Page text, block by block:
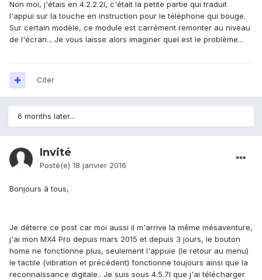
Non moi, j'étais en 4.2.2.2I, c'était la petite partie qui traduit
l'appui sur la touche en instruction pour le téléphone qui bouge.
Sur certain modèle, ce module est carrément remonter au niveau
de l'écran... Je vous laisse alors imaginer quel est le problème...
Citer
6 months later...
Invité
Posté(e) 18 janvier 2016
Bonjours à tous,
Je déterre ce post car moi aussi il m'arrive la même mésaventure,
j'ai mon MX4 Pro depuis mars 2015 et depuis 3 jours, le bouton
home ne fonctionne plus, seulement l'appuie (le retour au menu)
le tactile (vibration et précédent) fonctionne toujours ainsi que la
reconnaissance digitale.. Je suis sous 4.5.7I que j'ai télécharger